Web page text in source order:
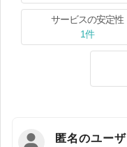
サービスの安定性
1件
匿名のユー